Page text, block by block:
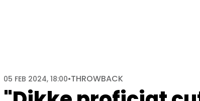
05 FEB 2024, 18:00•THROWBACK